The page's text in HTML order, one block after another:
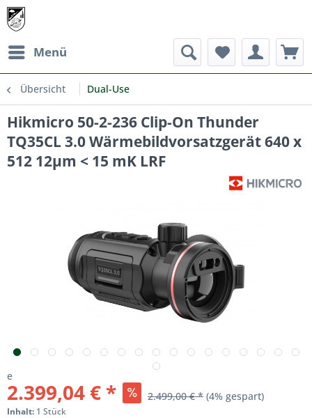
Menü
Übersicht Dual-Use
Hikmicro 50-2-236 Clip-On Thunder
TQ35CL 3.0 Wärmebildvorsatzgerät 640 x
512 12µm < 15 mK LRF
e
2.399,04 € * 2.499,00 € * (4% gespart)
Inhalt: 1 Stück